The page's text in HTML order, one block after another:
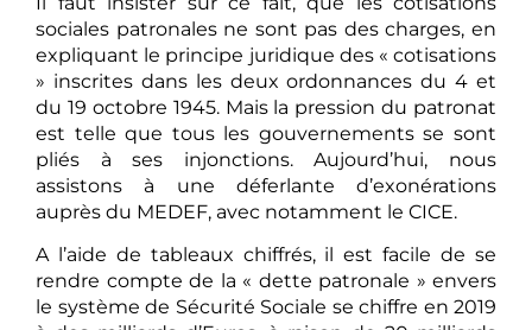
Il faut insister sur ce fait, que les cotisations
sociales patronales ne sont pas des charges, en
expliquant le principe juridique des « cotisations
» inscrites dans les deux ordonnances du 4 et
du 19 octobre 1945. Mais la pression du patronat
est telle que tous les gouvernements se sont
pliés à ses injonctions. Aujourd’hui, nous
assistons à une déferlante d’exonérations
auprès du MEDEF, avec notamment le CICE.
A l’aide de tableaux chiffrés, il est facile de se
rendre compte de la « dette patronale » envers
le système de Sécurité Sociale se chiffre en 2019